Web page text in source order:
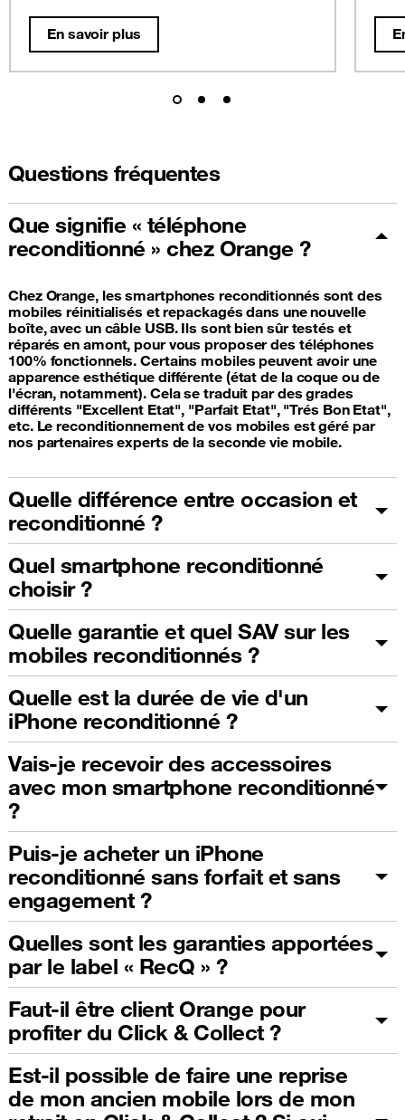
En savoir plus
Questions fréquentes
Que signifie « téléphone
reconditionné » chez Orange ?
Chez Orange, les smartphones reconditionnés sont des
mobiles réinitialisés et repackagés dans une nouvelle
boîte, avec un câble USB. Ils sont bien sûr testés et
réparés en amont, pour vous proposer des téléphones
100% fonctionnels. Certains mobiles peuvent avoir une
apparence esthétique différente (état de la coque ou de
l'écran, notamment). Cela se traduit par des grades
différents "Excellent Etat", "Parfait Etat", "Trés Bon Etat",
etc. Le reconditionnement de vos mobiles est géré par
nos partenaires experts de la seconde vie mobile.
Quelle différence entre occasion et
reconditionné ?
Quel smartphone reconditionné
choisir ?
Quelle garantie et quel SAV sur les
mobiles reconditionnés ?
Quelle est la durée de vie d'un
iPhone reconditionné ?
Vais-je recevoir des accessoires
avec mon smartphone reconditionné
?
Puis-je acheter un iPhone
reconditionné sans forfait et sans
engagement ?
Quelles sont les garanties apportées
par le label « RecQ » ?
Faut-il être client Orange pour
profiter du Click & Collect ?
Est-il possible de faire une reprise
de mon ancien mobile lors de mon